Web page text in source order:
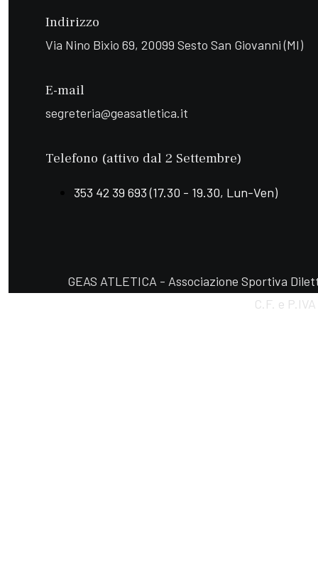
Indirizzo
Via Nino Bixio 69, 20099 Sesto San Giovanni (MI)
E-mail
segreteria@geasatletica.it
Telefono (attivo dal 2 Settembre)
353 42 39 693 (17.30 - 19.30, Lun-Ven)
GEAS ATLETICA - Associazione Sportiva
C.F. e